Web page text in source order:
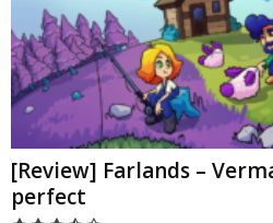
[Review] Farlands –
perfect